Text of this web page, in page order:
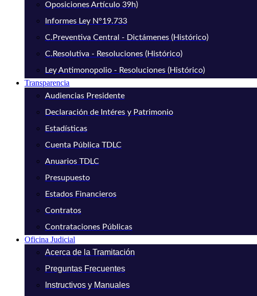
Oposiciones Artículo 39h)
Informes Ley N°19.733
C.Preventiva Central - Dictámenes (Histórico)
C.Resolutiva - Resoluciones (Histórico)
Ley Antimonopolio - Resoluciones (Histórico)
Transparencia
Audiencias Presidente
Declaración de Intéres y Patrimonio
Estadísticas
Cuenta Pública TDLC
Anuarios TDLC
Presupuesto
Estados Financieros
Contratos
Contrataciones Públicas
Oficina Judicial
Acerca de la Tramitación
Preguntas Frecuentes
Instructivos y Manuales